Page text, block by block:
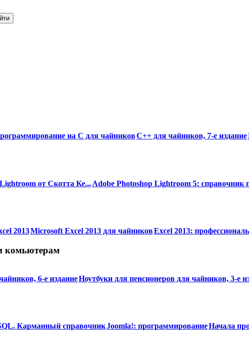
на C для чайниковC++ для чайников, 7-е издание
от Скотта Ке... Adobe Photoshop Lightroom 5: справочник
2013Microsoft Excel 2013 для чайниковExcel 2013:
комьютерам
6-е изданиеНоутбуки для пенсионеров для чайников, 3-е
Карманный справочникJoomla!: программированиеНачала